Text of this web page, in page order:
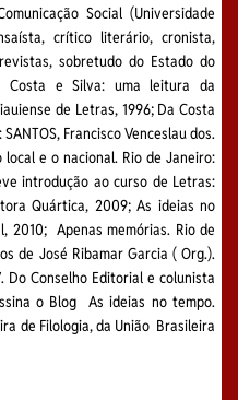
Social (Universidade
crítico literário, cronista,
sobretudo do Estado do
Costa e Silva: uma leitura da
de Letras, 1996; Da Costa
Francisco Venceslau dos.
e o nacional. Rio de Janeiro:
introdução ao curso de Letras:
Quártica, 2009; As ideias no
2010; Apenas memórias. Rio de
de José Ribamar Garcia ( Org.).
Conselho Editorial e colunista
o Blog As ideias no tempo.
de Filologia, da União Brasileira